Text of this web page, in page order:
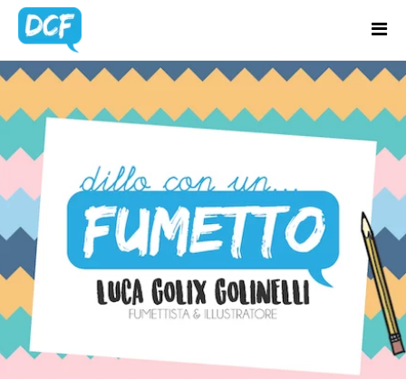
Home
Chi Sono
Regali Creativi
Lavora con me
Portfolio
Blog
Contatti
BLOG UPDATES
Latest news & updates